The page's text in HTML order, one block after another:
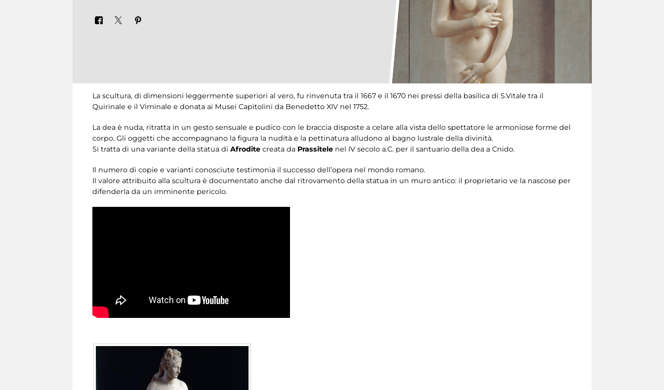
La scultura, di dimensioni leggermente superiori al vero, fu rinvenuta tra il 1667 e il 1670 nei pressi della basilica di S.Vitale tra il
Quirinale e il Viminale e donata ai Musei Capitolini da Benedetto XIV nel 1752.
La dea è nuda, ritratta in un gesto sensuale e pudico con le braccia disposte a celare alla vista dello spettatore le armoniose forme del
corpo. Gli oggetti che accompagnano la figura la nudità e la pettinatura alludono al bagno lustrale della divinità.
Si tratta di una variante della statua di Afrodite creata da Prassitele nel IV secolo a.C. per il santuario della dea a Cnido.
Il numero di copie e varianti conosciute testimonia il successo dell’opera nel mondo romano.
Il valore attribuito alla scultura è documentato anche dal ritrovamento della statua in un muro antico: il proprietario ve la nascose per
difenderla da un imminente pericolo.